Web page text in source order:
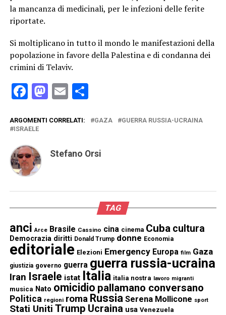
la mancanza di medicinali, per le infezioni delle ferite
riportate.
Si moltiplicano in tutto il mondo le manifestazioni della
popolazione in favore della Palestina e di condanna dei
crimini di Telaviv.
Facebook
Mastodon
EmailCondividi
ARGOMENTI CORRELATI: GAZA
GUERRA RUSSIA-UCRAINA
ISRAELE
Stefano Orsi
TAG
anci Arce Brasile Cassino cina cinema Cuba cultura
Democrazia diritti Donald Trump donne Economia
editoriale Elezioni Emergency Europa film Gaza
giustizia governo guerra guerra russia-ucraina
Iran Israele istat Italia italia nostra lavoro migranti
musica Nato omicidio pallamano conversano
Politica regioni roma Russia Serena Mollicone sport
Stati Uniti Trump Ucraina usa Venezuela